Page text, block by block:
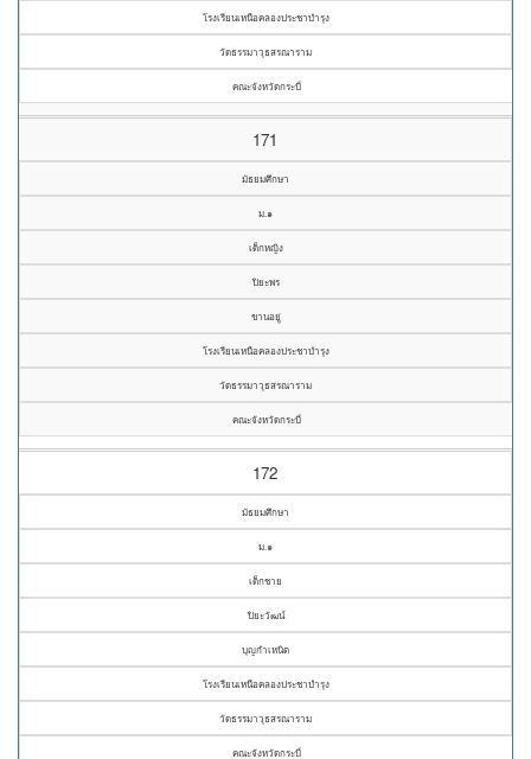
โรงเรียนเหนือคลองประชาบำรุง
วัดธรรมาวุธสรณาราม
คณะจังหวัดกระบี่
171
มัธยมศึกษา
ม.๑
เด็กหญิง
ปิยะพร
ขานอยู่
โรงเรียนเหนือคลองประชาบำรุง
วัดธรรมาวุธสรณาราม
คณะจังหวัดกระบี่
172
มัธยมศึกษา
ม.๑
เด็กชาย
ปิยะวัฒน์
บุญกำเหนิด
โรงเรียนเหนือคลองประชาบำรุง
วัดธรรมาวุธสรณาราม
คณะจังหวัดกระบี่